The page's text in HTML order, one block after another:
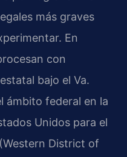
más graves
En
con
bajo el Va.
ámbito federal en la
Unidos para el
District of